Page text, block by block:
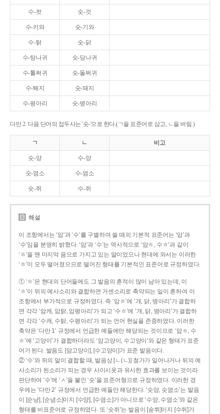
수-컷 숫-것
수-키와 숫-기와
수-탉 숫-닭
수-탕나귀 숫-당나귀
수-톨쩌귀 숫-돌쩌귀
수-퇘지 숫-돼지
수-평아리 숫-병아리
다만 2. 다음 단어의 접두사는 '숫-'으로 한다.(ㄱ을 표준어로 삼고, ㄴ을 버림.)
ㄱ ㄴ 비고
숫-양 수-양
숫-염소 수-염소
숫-쥐 수-쥐
해설
이 조항에서는 ‘암’과 ‘수’를 구별하여 쓸 때의 기본적 표준어는 ‘암’과
‘수’임을 분명히 밝혔다. ‘암’과 ‘수’는 역사적으로 ‘암ㅎ, 수ㅎ’과 같이
‘ㅎ’을 맨 마지막 음으로 가지고 있는 말이었으나 현대에 와서는 이러한
‘ㅎ’이 모두 떨어졌으므로 떨어진 형태를 기본적인 표준어로 규정하였다.
① ‘ㅎ’은 현대의 단어들에도 그 발음의 흔적이 많이 남아 있는데, 이
‘ㅎ’이 뒤의 예사소리와 결합하면 거센소리로 축약되는 일이 흔하여 이
조항에서 부가적으로 규정하였다. 즉 ‘암ㅎ’에 ‘개, 닭, 병아리’가 결합하
면 각각 ‘암캐, 암탉, 암평아리’가 되고 ‘수ㅎ’에 ‘개, 닭, 병아리’가 결합하
면 각각 ‘수캐, 수탉, 수평아리’가 되는 언어 현실을 존중하였다. 이러한
축약은 ‘다만 1’ 규정에서 언급한 예들에만 해당되는 것이므로 ‘암ㅎ, 수
ㅎ’에 ‘고양이’가 결합하더라도 ‘암고양이, 수고양이’와 같은 형태가 표준
어가 된다. 발음도 [암고양이], [수고양이]가 표준 발음이다.
② ‘수’와 뒤의 말이 결합할 때, 발음상 [ㄴ(ㄴ)] 첨가가 일어나거나 뒤의 예
사소리가 된소리가 되는 경우 사이시옷과 유사한 효과를 보이는 것이라
판단하여 ‘수’에 ‘ㅅ’을 붙인 ‘숫’을 표준어형으로 규정하였다. 이러한 경
우에는 ‘다만 2’ 규정에서 언급한 예들만 해당한다. ‘숫양, 숫염소’는 발음
이 [순냥], [순념소]이지 [수양], [수염소]가 아니므로 ‘수양, 수염소’와 같은
형태를 비표준어로 규정하였다. 또 ‘숫쥐’는 발음이 [숟쮜]이지 [수쥐]가